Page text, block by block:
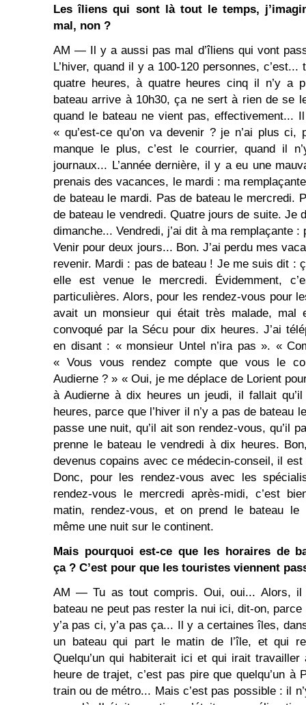
Les îliens qui sont là tout le temps,
mal, non ?
AM ― Il y a aussi pas mal d’îliens qui vont
L’hiver, quand il y a 100-120 personnes,
quatre heures, à quatre heures cinq il n’y a
bateau arrive à 10h30, ça ne sert à rien de se
quand le bateau ne vient pas, effectivement...
« qu’est-ce qu’on va devenir ? je n’ai plus
manque le plus, c’est le courrier, quand il
journaux... L’année dernière, il y a eu une
prenais des vacances, le mardi : ma
de bateau le mardi. Pas de bateau le mercredi.
de bateau le vendredi. Quatre jours de suite. Je
dimanche... Vendredi, j’ai dit à ma remplaçante
Venir pour deux jours... Bon. J’ai perdu mes
revenir. Mardi : pas de bateau ! Je me suis dit :
elle est venue le mercredi. Évidemment,
particulières. Alors, pour les rendez-vous pour
avait un monsieur qui était très malade, mal
convoqué par la Sécu pour dix heures. J’ai
en disant : « monsieur Untel n’ira pas ». «
« Vous vous rendez compte que vous le
Audierne ? » « Oui, je me déplace de Lorient
à Audierne à dix heures un jeudi, il fallait
heures, parce que l’hiver il n’y a pas de bateau
passe une nuit, qu’il ait son rendez-vous, qu’il
prenne le bateau le vendredi à dix heures.
devenus copains avec ce médecin-conseil, il
Donc, pour les rendez-vous avec les
rendez-vous le mercredi après-midi, c’est
matin, rendez-vous, et on prend le bateau le
même une nuit sur le continent.
Mais pourquoi est-ce que les horaires de
ça ? C’est pour que les touristes viennent
AM ― Tu as tout compris. Oui, oui... Alors,
bateau ne peut pas rester la nui ici, dit-on, parce
y’a pas ci, y’a pas ça... Il y a certaines îles,
un bateau qui part le matin de l’île, et qui
Quelqu’un qui habiterait ici et qui irait
heure de trajet, c’est pas pire que quelqu’un à
train ou de métro... Mais c’est pas possible : il